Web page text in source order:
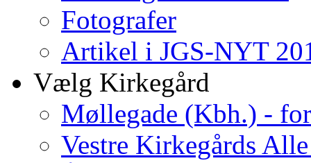
Fotografer
Artikel i JGS-NYT
Vælg Kirkegård
Møllegade (Kbh.) -
Vestre Kirkegårds